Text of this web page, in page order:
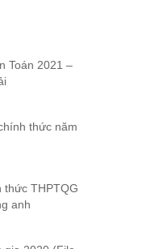
Toán 2021 –
thức năm
thức THPTQG
anh